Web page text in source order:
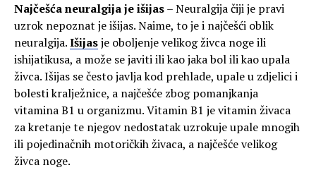
Najčešća neuralgija je išijas– Neuralgija čiji je pravi
uzrok nepoznat je išijas. Naime, to je i najčešći oblik
neuralgija.Išijasje oboljenje velikog živca noge ili
ishijatikusa, a može se javiti ili kao jaka bol ili kao upala
živca. Išijas se često javlja kod prehlade, upale u zdjelici i
bolesti kralježnice, a najčešće zbog pomanjkanja
vitamina B1 u organizmu. Vitamin B1 je vitamin živaca
za kretanje te njegov nedostatak uzrokuje upale mnogih
ili pojedinačnih motoričkih živaca, a najčešće velikog
živca noge.